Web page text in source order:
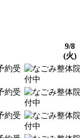
9/8
(火)